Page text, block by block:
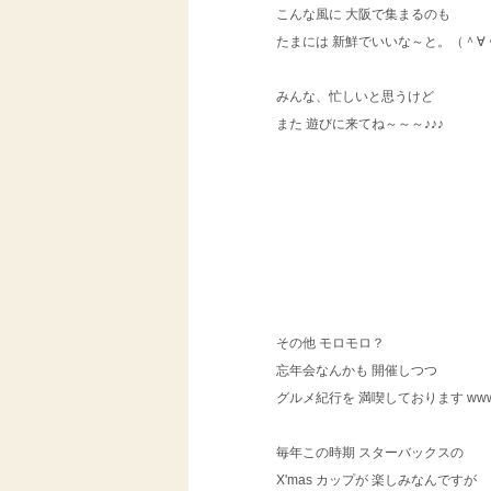
こんな風に 大阪で集まるのも
たまには 新鮮でいいな～と。（＾∀
みんな、忙しいと思うけど
また 遊びに来てね～～～♪♪♪
その他 モロモロ？
忘年会なんかも 開催しつつ
グルメ紀行を 満喫しております
毎年この時期 スターバックスの
X'mas カップが 楽しみなんですが